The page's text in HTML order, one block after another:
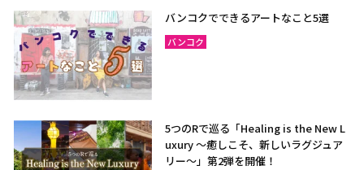
バンコクでできるアートなこと5選
バンコク
5つのRで巡る「Healing is the New L
uxury ～癒しこそ、新しいラグジュア
リー〜」第2弾を開催！